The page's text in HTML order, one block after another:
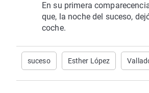
En su primera
que, la noche del suceso,
coche.
suceso Esther López